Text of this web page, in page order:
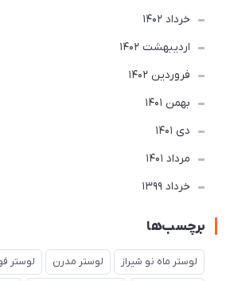
خرداد 1402
ارديبهشت 1402
فروردین 1402
بهمن 1401
دی 1401
مرداد 1401
خرداد 1399
برچسب‌ها
لوستر ماه نو شیراز لوستر مدرن لوستر